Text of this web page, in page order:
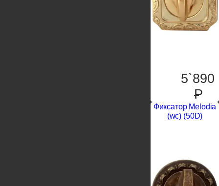
5`890
P
Фиксатор Melodia
(wc) (50D)